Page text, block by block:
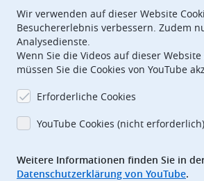
EuropeanPatentOffice
EPO Procurement
TheEPO
Wir verwenden auf dieser Website
Besuchererlebnis verbessern. Zudem
Analysedienste.
Wenn Sie die Videos auf dieser
müssen Sie die Cookies von YouTube
Erforderliche Cookies
YouTube Cookies (nicht erforderlich)
Weitere Informationen finden Sie in
Datenschutzerklärung von YouTube.